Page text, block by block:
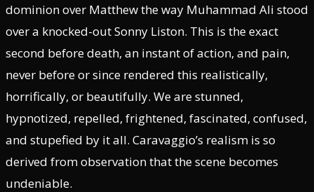
dominion over Matthew the way Muhammad Ali stood
over a knocked-out Sonny Liston. This is the exact
second before death, an instant of action, and pain,
never before or since rendered this realistically,
horrifically, or beautifully. We are stunned,
hypnotized, repelled, frightened, fascinated, confused,
and stupefied by it all. Caravaggio’s realism is so
derived from observation that the scene becomes
undeniable.